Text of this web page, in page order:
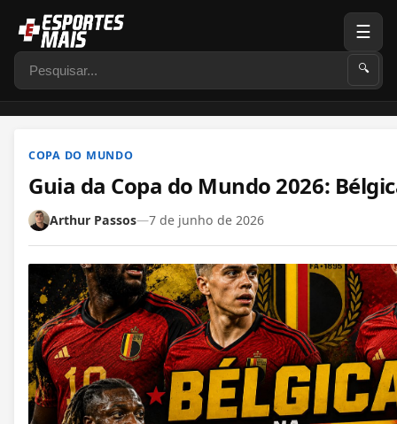
Pesquisar 🔍
☰
COPA DO MUNDO
Guia da Copa do Mundo 2026:
Arthur Passos—7 de junho de 2026